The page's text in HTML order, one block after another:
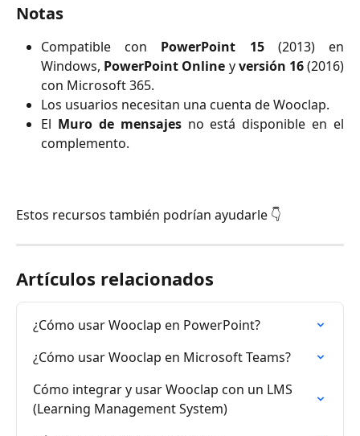
Notas
Compatible con PowerPoint 15(2013) en
Windows, PowerPoint Online yversión 16(2016)
con Microsoft 365.
Los usuarios necesitan una cuenta de Wooclap.
El Muro de mensajesno está disponible en el
complemento.
Estos recursos también podrían ayudarle 👇
Artículos relacionados
¿Cómo usar Wooclap en PowerPoint?
¿Cómo usar Wooclap en Microsoft Teams?
Cómo integrar y usar Wooclap con un LMS
(Learning Management System)